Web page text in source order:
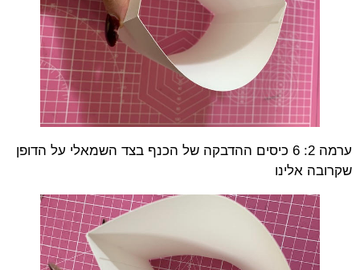
ערמה 2: 6 כיסים ההדבקה של הכנף בצד השמאלי על הדופן
שקרובה אלינו